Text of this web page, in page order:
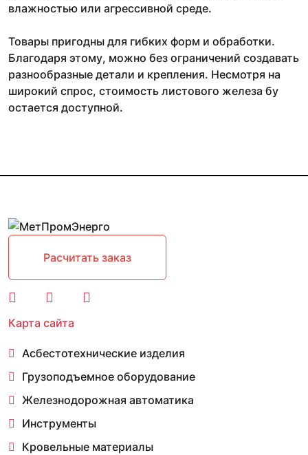
влажностью или агрессивной среде.
Товары пригодны для гибких форм и обработки.
Благодаря этому, можно без ограничений создавать
разнообразные детали и крепления. Несмотря на
широкий спрос, стоимость листового железа бу
остается доступной.
Расчитать заказ
Карта сайта
Асбестотехнические изделия
Грузоподъемное оборудование
Железнодорожная автоматика
Инструменты
Кровельные материалы